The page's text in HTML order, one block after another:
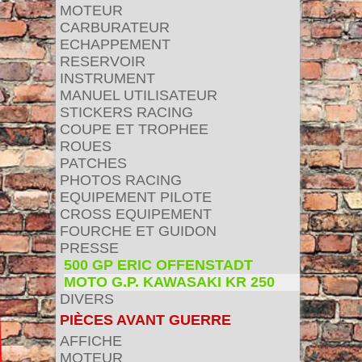
MOTEUR
CARBURATEUR
ECHAPPEMENT
RESERVOIR
INSTRUMENT
MANUEL UTILISATEUR
STICKERS RACING
COUPE ET TROPHEE
ROUES
PATCHES
PHOTOS RACING
EQUIPEMENT PILOTE
CROSS EQUIPEMENT
FOURCHE ET GUIDON
PRESSE
500 GP ERIC OFFENSTADT
MOTO G.P. KAWASAKI KR 250
DIVERS
PIÈCES AVANT GUERRE
AFFICHE
MOTEUR